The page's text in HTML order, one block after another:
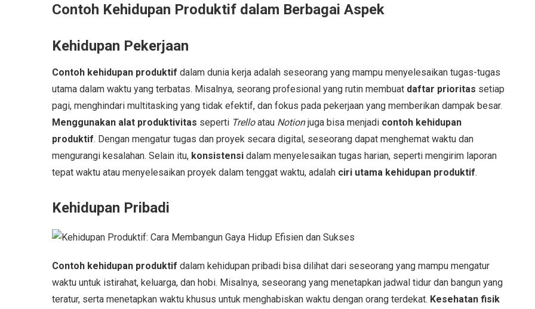
Contoh Kehidupan Produktif dalam Berbagai Aspek
Kehidupan Pekerjaan
Contoh kehidupan produktif dalam dunia kerja adalah seseorang yang mampu menyelesaikan tugas-tugas
utama dalam waktu yang terbatas. Misalnya, seorang profesional yang rutin membuat daftar prioritas setiap
pagi, menghindari multitasking yang tidak efektif, dan fokus pada pekerjaan yang memberikan dampak besar.
Menggunakan alat produktivitas seperti Trelloatau Notionjuga bisa menjadi contoh kehidupan
produktif. Dengan mengatur tugas dan proyek secara digital, seseorang dapat menghemat waktu dan
mengurangi kesalahan. Selain itu, konsistensi dalam menyelesaikan tugas harian, seperti mengirim laporan
tepat waktu atau menyelesaikan proyek dalam tenggat waktu, adalah ciri utama kehidupan produktif.
Kehidupan Pribadi
Contoh kehidupan produktif dalam kehidupan pribadi bisa dilihat dari seseorang yang mampu mengatur
waktu untuk istirahat, keluarga, dan hobi. Misalnya, seseorang yang menetapkan jadwal tidur dan bangun yang
teratur, serta menetapkan waktu khusus untuk menghabiskan waktu dengan orang terdekat. Kesehatan fisik